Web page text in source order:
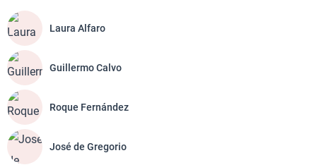
Laura Alfaro
Guillermo Calvo
Roque Fernández
José de Gregorio